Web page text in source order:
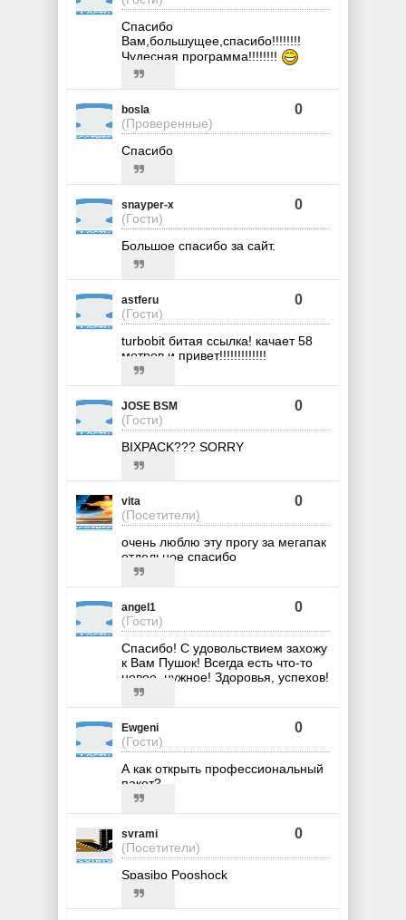
Спасибо
Вам,большущее,спасибо!!!!!!!!
Чудесная программа!!!!!!!!
bosla
(Проверенные)
0
Спасибо
snayper-x
(Гости)
0
Большое спасибо за сайт.
astferu
(Гости)
0
turbobit битая ссылка! качает 58
метров и привет!!!!!!!!!!!!!
JOSE BSM
(Гости)
0
BIXPACK??? SORRY
vita
(Посетители)
0
очень люблю эту прогу за мегапак
отдельное спасибо
angel1
(Гости)
0
Спасибо! С удовольствием захожу
к Вам Пушок! Всегда есть что-то
новое, нужное! Здоровья, успехов!
Ewgeni
(Гости)
0
А как открыть профессиональный
пакет?
svrami
(Посетители)
0
Spasibo Pooshock